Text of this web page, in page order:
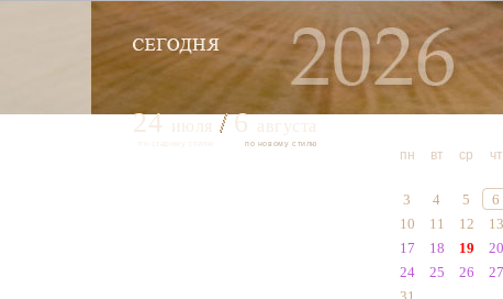
пн вт ср чт
3
4 5 6
10
11 12 13
17
18 19 20
24
25 26 27
24июля 6августа
по старому стилю по новому стилю